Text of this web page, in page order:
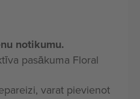
notikumu.
pasākuma Floral
varat pievienot